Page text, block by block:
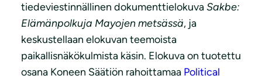
tiedeviestinnällinen dokumenttielokuvaSakbe:
Elämänpolkuja Mayojen metsässä, ja
keskustellaan elokuvan teemoista
paikallisnäkökulmista käsin. Elokuva on tuotettu
osana Koneen Säätiön rahoittamaa Political